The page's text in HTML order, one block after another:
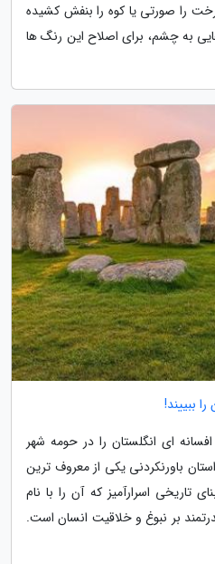
را صورتی یا کوه را بنفش کشیده
به چشم، برای اصلاح این رنگ ها
ببییند!
ای انگلستان را در حومه شهر
باورنکردنی یکی از معروف ترین
تاریخی اسرارآمیز که آن را با نام
بر نبوغ و خلاقیت انسان است.